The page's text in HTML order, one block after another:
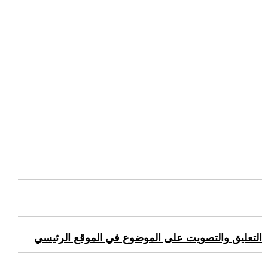
التعليق والتصويت على الموضوع في الموقع الرئيسي